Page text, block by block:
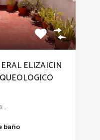
ELIZAICIN
baño